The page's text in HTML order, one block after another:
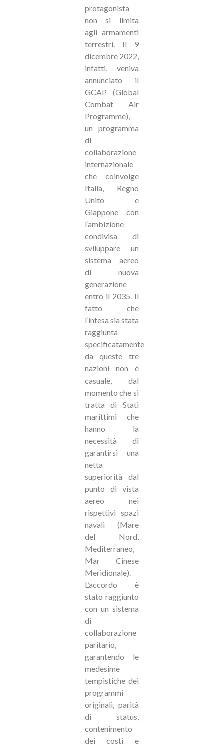
protagonista
non si limita
agli armamenti
terrestri. Il 9
dicembre 2022,
infatti, veniva
annunciato il
GCAP (Global
Combat Air
Programme),
un programma
di
collaborazione
internazionale
che coinvolge
Italia, Regno
Unito e
Giappone con
l’ambizione
condivisa di
sviluppare un
sistema aereo
di nuova
generazione
entro il 2035. Il
fatto che
l’intesa sia stata
raggiunta
specificatamente
da queste tre
nazioni non è
casuale, dal
momento che si
tratta di Stati
marittimi che
hanno la
necessità di
garantirsi una
netta
superiorità dal
punto di vista
aereo nei
rispettivi spazi
navali (Mare
del Nord,
Mediterraneo,
Mar Cinese
Meridionale).
L’accordo è
stato raggiunto
con un sistema
di
collaborazione
paritario,
garantendo le
medesime
tempistiche dei
programmi
originali, parità
di status,
contenimento
dei costi e